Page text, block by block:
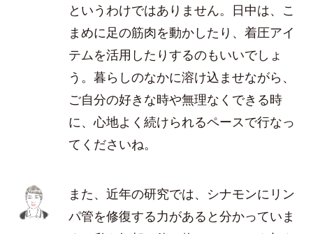
というわけではありません。日中は、こ
まめに足の筋肉を動かしたり、着圧アイ
テムを活用したりするのもいいでしょ
う。暮らしのなかに溶け込ませながら、
ご自分の好きな時や無理なくできる時
に、心地よく続けられるペースで行なっ
てくださいね。
また、近年の研究では、シナモンにリン
パ管を修復する力があると分かっていま